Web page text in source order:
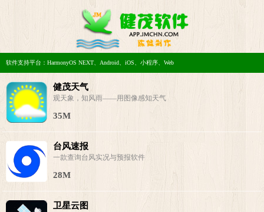
软件支持平台：HarmonyOS NEXT、Android、iOS、小程序、Web
健茂天气
观天象，知风雨——用图像感知天气
35M
台风速报
一款查询台风实况与预报软件
28M
卫星云图